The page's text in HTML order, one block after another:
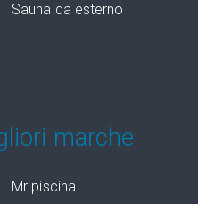
Sauna da esterno
marche
Mr piscina